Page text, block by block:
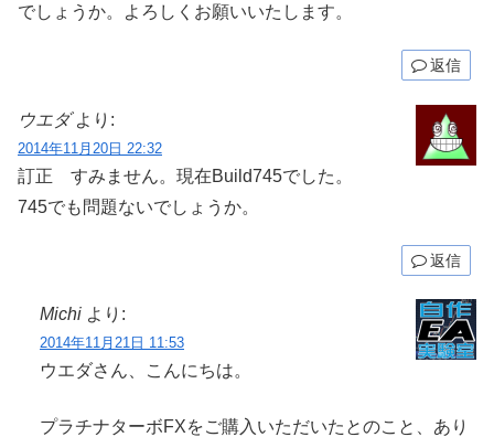
でしょうか。よろしくお願いいたします。
返信
ウエダ より:
2014年11月20日 22:32
訂正 すみません。現在Build745でした。
745でも問題ないでしょうか。
返信
Michi より:
2014年11月21日 11:53
ウエダさん、こんにちは。
プラチナターボFXをご購入いただいたとのこと、あり